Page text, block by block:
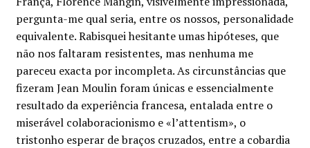
pergunta-me qual seria, entre os nossos, personalidade
equivalente. Rabisquei hesitante umas hipóteses, que
não nos faltaram resistentes, mas nenhuma me
pareceu exacta por incompleta. As circunstâncias que
fizeram Jean Moulin foram únicas e essencialmente
resultado da experiência francesa, entalada entre o
miserável colaboracionismo e «l’attentism», o
tristonho esperar de braços cruzados, entre a cobardia